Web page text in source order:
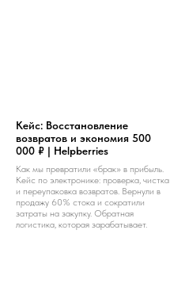
Кейс: Восстановление
возвратов и экономия 500
000 ₽ | Helpberries
Как мы превратили «брак» в прибыль.
Кейс по электронике: проверка, чистка
и переупаковка возвратов. Вернули в
продажу 60% стока и сократили
затраты на закупку. Обратная
логистика, которая зарабатывает.